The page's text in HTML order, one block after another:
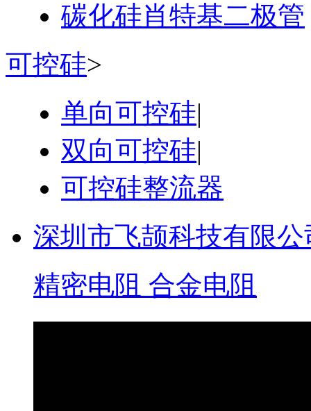
碳化硅肖特基二极管
可控硅>
单向可控硅|
双向可控硅|
可控硅整流器
深圳市飞颉科技有限公
精密电阻 合金电阻